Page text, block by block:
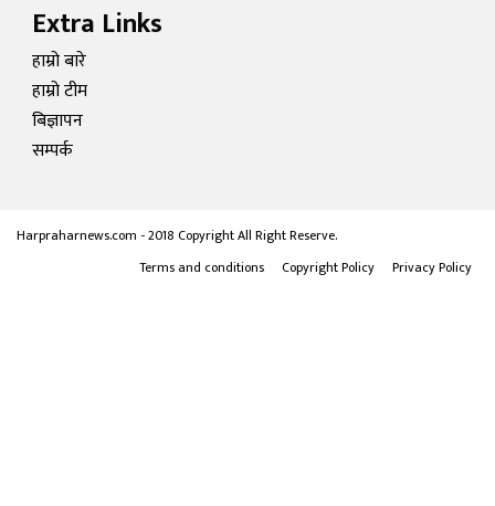
Extra Links
हाम्रो बारे
हाम्रो टीम
बिज्ञापन
सम्पर्क
Harpraharnews.com - 2018 Copyright All Right Reserve.
Terms and conditions
Copyright Policy Privacy Policy